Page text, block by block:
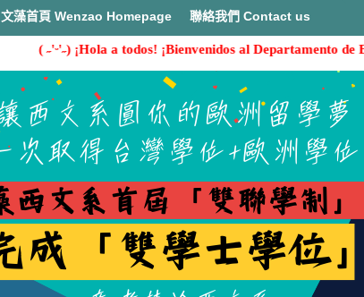
文藻首頁 Wenzao Homepage 聯絡我們 Contact us
( ˶'ᵕ'˶) ¡Hola a todos! ¡Bienvenidos al Departamento de